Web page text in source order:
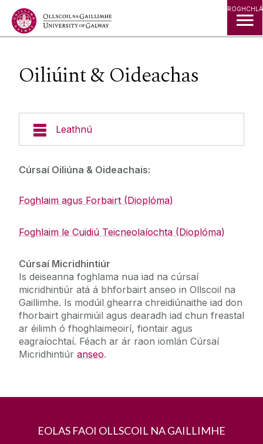
Léim go Ábhar
Oiliúint & Oideachas
Leathnú
Aimsigh Cúrsa
Eolaíocht & Teicneolaíocht
Teicneolaíocht Faisnéise
Oiliúint & Oideachas
Oideachas Pobail
Scoil Samhraidh Idirnáisiúnta
Imeachtaí
Eolas Fúinn
Ceisteanna Coitianta
Mic Léinn inspioráideacha
Cúrsaí Oiliúna & Oideachais:
Foghlaim agus Forbairt (Dioplóma)
Foghlaim le Cuidiú Teicneolaíochta (Dioplóma)
Cúrsaí Micridhintiúr
Is deiseanna foghlama nua iad na cúrsaí
micridhintiúr atá á bhforbairt anseo in Ollscoil na
Gaillimhe. Is modúil ghearra chreidiúnaithe iad don
fhorbairt ghairmiúil agus dearadh iad chun freastal
ar éilimh ó fhoghlaimeoirí, fiontair agus
eagraíochtaí. Féach ar ár raon iomlán Cúrsaí
Micridhintiúr anseo.
EOLAS FAOI OLLSCOIL NA GAILLIMHE